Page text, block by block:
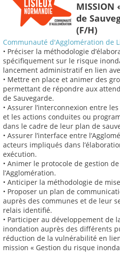
de
(F/H)
Communauté d'Agglomération de
• Préciser la méthodologie
spécifiquement sur le risque
lancement administratif en lien
• Mettre en place et animer des
permettant de répondre aux
de Sauvegarde.
• Assurer l’interconnexion entre
et les actions conduites ou
dans le cadre de leur plan de
• Assurer l’interface entre
acteurs impliqués dans
exécution.
• Animer le protocole de gestion
l’Agglomération.
• Anticiper la méthodologie de
• Proposer un plan de
auprès des communes et de leur
relais identifié.
• Participer au développement de
inondation auprès des différents
réduction de la vulnérabilité en
mission « Gestion du risque